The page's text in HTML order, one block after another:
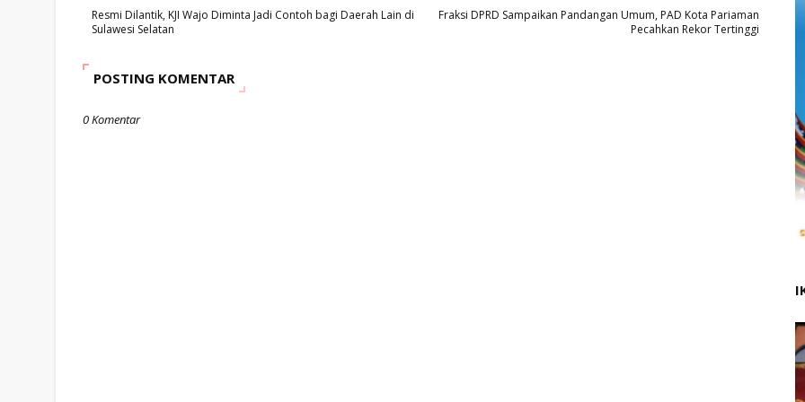
Fraksi DPRD Sampaikan Pandangan Umum, PAD Kota Pariaman
Pecahkan Rekor Tertinggi
Resmi Dilantik, KJI Wajo Diminta Jadi Contoh bagi Daerah Lain di
Sulawesi Selatan
POSTING KOMENTAR
0 Komentar